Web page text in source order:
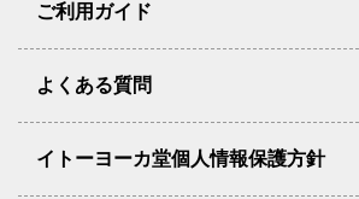
ご利用ガイド
よくある質問
イトーヨーカ堂個人情報保護方針